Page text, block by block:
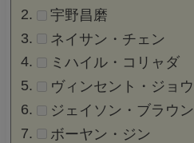
宇野昌磨
ネイサン・チェン
ミハイル・コリャダ
ヴィンセント・ジョウ
ジェイソン・ブラウン
ボーヤン・ジン